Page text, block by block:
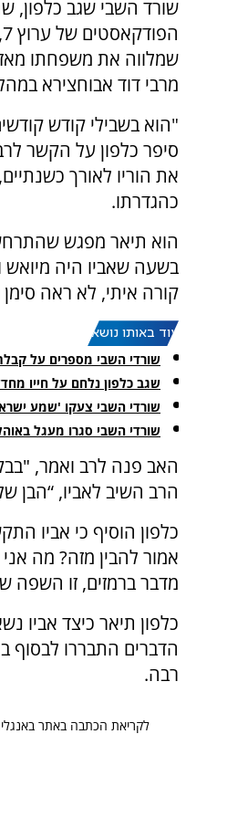
שורד השבי שגב כלפון,
שמלווה את משפחתו
מרבי דוד אבוחצירא
"הוא בשבילי קודש
סיפר כלפון על הקשר
את הוריו לאורך
כהגדרתו.
הוא תיאר מפגש
בשעה שאביו היה
קורה איתי, לא ראה
עוד באותו נושא:
שורדי השבי מספרים על
שגב כלפון נלחם על חייו
שורדי השבי צעקו 'שמע
שורדי השבי סגרו מעגל
האב פנה לרב ואמר,
הרב השיב לאביו, “הבן
כלפון הוסיף כי אביו
אמור להבין מזה? מה
מדבר ברמזים, זו השפה
כלפון תיאר כיצד אביו
הדברים התבררו לבסוף
רבה.
לקריאת הכתבה באתר